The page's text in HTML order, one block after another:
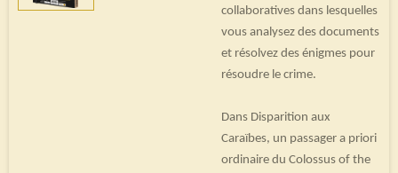
collaboratives dans lesquelles
vous analysez des documents
et résolvez des énigmes pour
résoudre le crime.
Dans Disparition aux
Caraïbes, un passager a priori
ordinaire du Colossus of the